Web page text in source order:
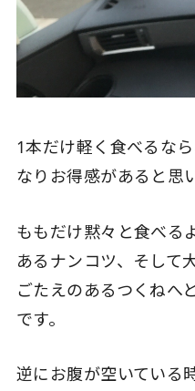
1本だけ軽く食べるな
なりお得感があると思
ももだけ黙々と食べる
あるナンコツ、そして
ごたえのあるつくねへ
です。
逆にお腹が空いている